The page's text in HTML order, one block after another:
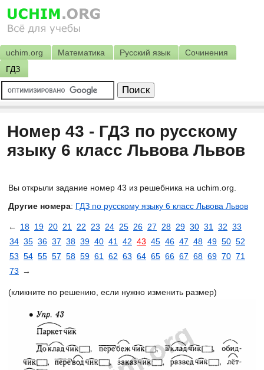
uchim.org Математика Русский язык
Сочинения
ГДЗ
Номер 43 - ГДЗ по русскому
языку 6 класс Львова Львов
Вы открыли задание номер 43 из решебника на uchim.org.
Другие номера: ГДЗ по русскому языку 6 класс Львова Львов
← 18 19 20 21 22 23 24 25 26 27 28 29 30 31 32 33
34 35 36 37 38 39 40 41 42 43 45 46 47 48 49 50 52
53 54 55 57 58 59 61 62 63 64 65 66 67 68 69 70 71
73 →
(кликните по решению, если нужно изменить размер)